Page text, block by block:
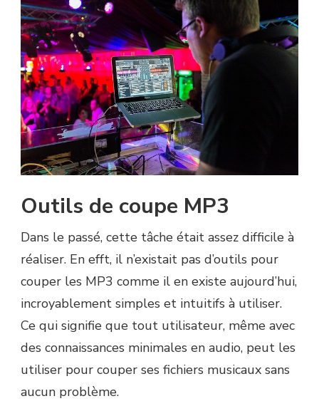
Outils de coupe MP3
Dans le passé, cette tâche était assez difficile à
réaliser. En efft, il n’existait pas d’outils pour
couper les MP3 comme il en existe aujourd’hui,
incroyablement simples et intuitifs à utiliser.
Ce qui signifie que tout utilisateur, même avec
des connaissances minimales en audio, peut les
utiliser pour couper ses fichiers musicaux sans
aucun problème.